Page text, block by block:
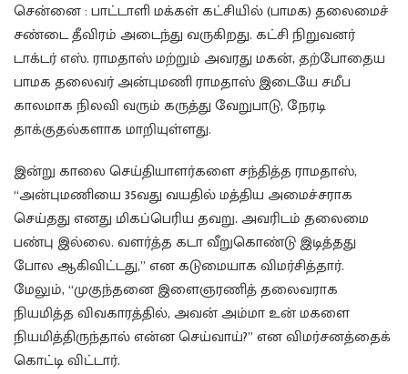
சென்னை : பாட்டாளி மக்கள் கட்சியில் (பாமக) தலைமைச்
சண்டை தீவிரம் அடைந்து வருகிறது. கட்சி நிறுவனர்
டாக்டர் எஸ். ராமதாஸ் மற்றும் அவரது மகன், தற்போதைய
பாமக தலைவர் அன்புமணி ராமதாஸ் இடையே சமீப
காலமாக நிலவி வரும் கருத்து வேறுபாடு, நேரடி
தாக்குதல்களாக மாறியுள்ளது.
இன்று காலை செய்தியாளர்களை சந்தித்த ராமதாஸ்,
“அன்புமணியை 35வது வயதில் மத்திய அமைச்சராக
செய்தது எனது மிகப்பெரிய தவறு. அவரிடம் தலைமை
பண்பு இல்லை. வளர்த்த கடா வீறுகொண்டு இடித்தது
போல ஆகிவிட்டது,” என கடுமையாக விமர்சித்தார்.
மேலும், “முகுந்தனை இளைஞரணித் தலைவராக
நியமித்த விவகாரத்தில், அவன் அம்மா உன் மகளை
நியமித்திருந்தால் என்ன செய்வாய்?” என விமர்சனத்தைக்
கொட்டி விட்டார்.